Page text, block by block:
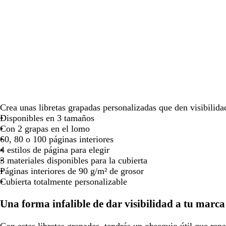
Crea unas libretas grapadas personalizadas que den
Disponibles en 3 tamaños
Con 2 grapas en el lomo
60, 80 o 100 páginas interiores
4 estilos de página para elegir
3 materiales disponibles para la cubierta
Páginas interiores de 90 g/m² de grosor
Cubierta totalmente personalizable
Una forma infalible de dar visibilidad a tu marca